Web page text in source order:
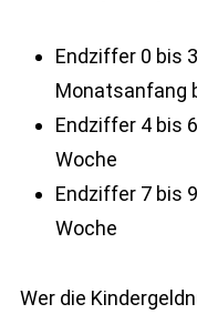
Endziffer 0 bis
Monatsanfang
Endziffer 4 bis
Woche
Endziffer 7 bis
Woche
Wer die